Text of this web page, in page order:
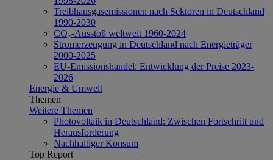
Treibhausgasemissionen nach Sektoren in Deutschland
1990-2030
CO₂-Ausstoß weltweit 1960-2024
Stromerzeugung in Deutschland nach Energieträger
2000-2025
EU-Emissionshandel: Entwicklung der Preise 2023-
2026
Energie & Umwelt
Themen
Weitere Themen
Photovoltaik in Deutschland: Zwischen Fortschritt und
Herausforderung
Nachhaltiger Konsum
Top Report